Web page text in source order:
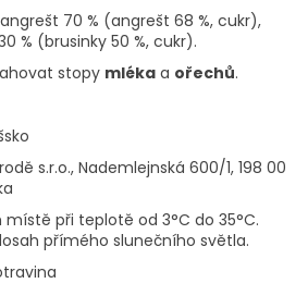
70 % (angrešt 68 %, cukr),
% (brusinky 50 %, cukr).
stopy mléka a ořechů.
s.r.o., Nademlejnská 600/1, 198 00
při teplotě od 3°C do 35°C.
přímého slunečního světla.